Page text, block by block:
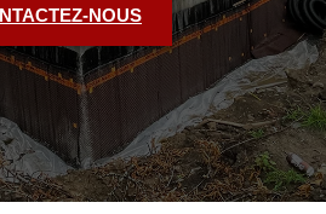
NOUS